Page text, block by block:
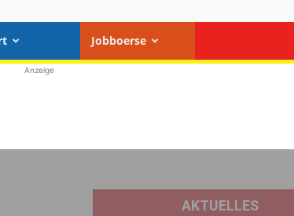
Jobboerse
Anzeige
AKTUELLES